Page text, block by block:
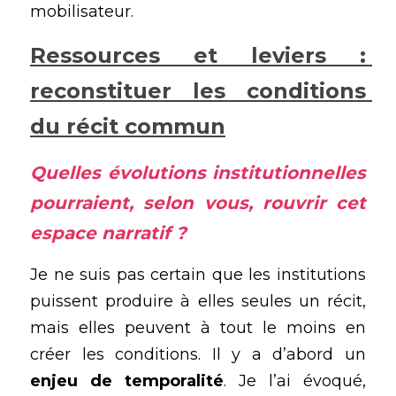
mobilisateur.
Ressources et leviers :
reconstituer les conditions
du récit commun
Quelles évolutions institutionnelles
pourraient, selon vous, rouvrir cet
espace narratif ?
Je ne suis pas certain que les institutions
puissent produire à elles seules un récit,
mais elles peuvent à tout le moins en
enjeu de temporalité. Je l’ai évoqué,